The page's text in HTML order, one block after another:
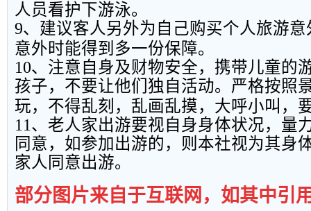
人员看护下游泳。
9、建议客人另外为自己购买个人旅游
意外时能得到多一份保障。
10、注意自身及财物安全，携带儿童的
孩子，不要让他们独自活动。严格按照
玩，不得乱刻，乱画乱摸，大呼小叫，
11、老人家出游要视自身身体状况，量
同意，如参加出游的，则本社视为其身
家人同意出游。
部分图片来自于互联网，如其中引